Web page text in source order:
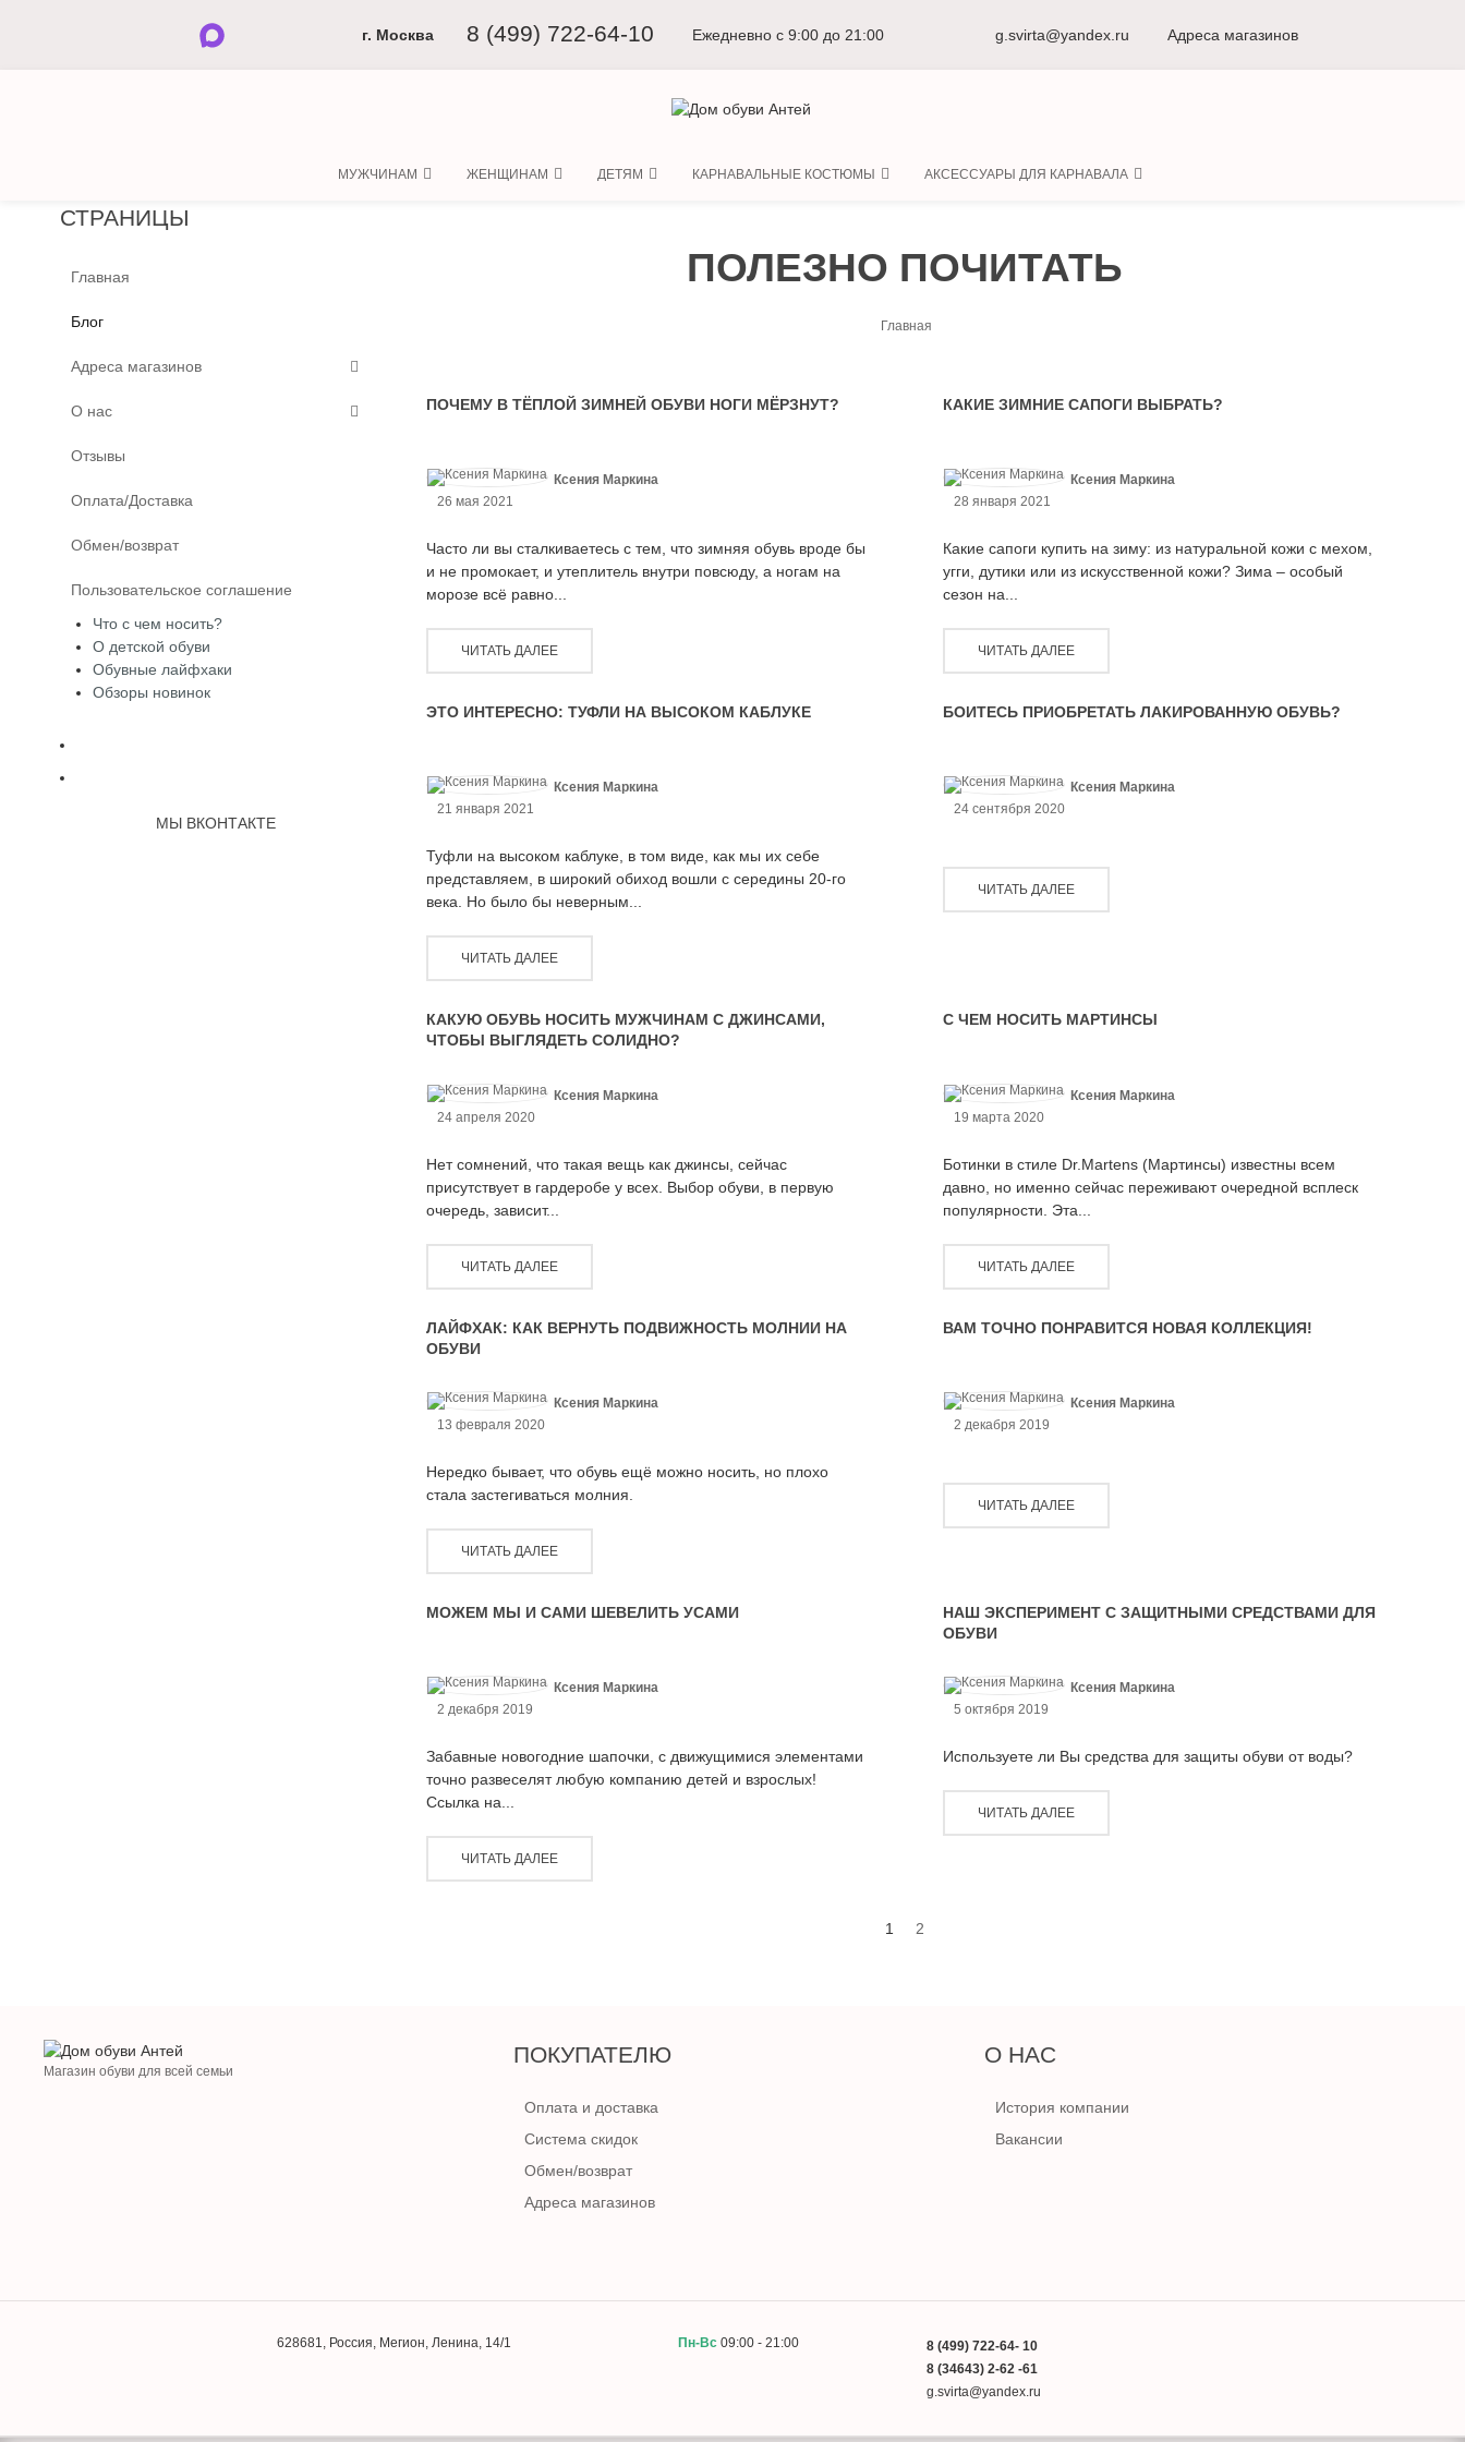
г. Москва 8 (499) 722-64-10 Ежедневно с 9:00 до 21:00 г. Видное 8 (498) 917-53-51
g.svirta@yandex.ru Адреса магазинов
МУЖЧИНАМ ЖЕНЩИНАМ ДЕТЯМ КАРНАВАЛЬНЫЕ КОСТЮМЫ АКСЕССУАРЫ ДЛЯ КАРНАВАЛА
СТРАНИЦЫ
Главная
Блог
Адреса магазинов
О нас
Отзывы
Оплата/Доставка
Обмен/возврат
Пользовательское соглашение
Что с чем носить?
О детской обуви
Обувные лайфхаки
Обзоры новинок
МЫ ВКОНТАКТЕ
ПОЛЕЗНО ПОЧИТАТЬ
Главная
ПОЧЕМУ В ТЁПЛОЙ ЗИМНЕЙ ОБУВИ НОГИ МЁРЗНУТ?
Ксения Маркина
26 мая 2021
Часто ли вы сталкиваетесь с тем, что зимняя обувь вроде бы
и не промокает, и утеплитель внутри повсюду, а ногам на
морозе всё равно...
ЧИТАТЬ ДАЛЕЕ
КАКИЕ ЗИМНИЕ САПОГИ ВЫБРАТЬ?
Ксения Маркина
28 января 2021
Какие сапоги купить на зиму: из натуральной кожи с мехом,
угги, дутики или из искусственной кожи? Зима – особый
сезон на...
ЧИТАТЬ ДАЛЕЕ
ЭТО ИНТЕРЕСНО: ТУФЛИ НА ВЫСОКОМ КАБЛУКЕ
Ксения Маркина
21 января 2021
Туфли на высоком каблуке, в том виде, как мы их себе
представляем, в широкий обиход вошли с середины 20-го
века. Но было бы неверным...
ЧИТАТЬ ДАЛЕЕ
БОИТЕСЬ ПРИОБРЕТАТЬ ЛАКИРОВАННУЮ ОБУВЬ?
Ксения Маркина
24 сентября 2020
ЧИТАТЬ ДАЛЕЕ
КАКУЮ ОБУВЬ НОСИТЬ МУЖЧИНАМ С ДЖИНСАМИ,
ЧТОБЫ ВЫГЛЯДЕТЬ СОЛИДНО?
Ксения Маркина
24 апреля 2020
Нет сомнений, что такая вещь как джинсы, сейчас
присутствует в гардеробе у всех. Выбор обуви, в первую
очередь, зависит...
ЧИТАТЬ ДАЛЕЕ
С ЧЕМ НОСИТЬ МАРТИНСЫ
Ксения Маркина
19 марта 2020
Ботинки в стиле Dr.Martens (Мартинсы) известны всем
давно, но именно сейчас переживают очередной всплеск
популярности. Эта...
ЧИТАТЬ ДАЛЕЕ
ЛАЙФХАК: КАК ВЕРНУТЬ ПОДВИЖНОСТЬ МОЛНИИ НА
ОБУВИ
Ксения Маркина
13 февраля 2020
Нередко бывает, что обувь ещё можно носить, но плохо
стала застегиваться молния.
ЧИТАТЬ ДАЛЕЕ
ВАМ ТОЧНО ПОНРАВИТСЯ НОВАЯ КОЛЛЕКЦИЯ!
Ксения Маркина
2 декабря 2019
ЧИТАТЬ ДАЛЕЕ
МОЖЕМ МЫ И САМИ ШЕВЕЛИТЬ УСАМИ
Ксения Маркина
2 декабря 2019
Забавные новогодние шапочки, с движущимися элементами
точно развеселят любую компанию детей и взрослых!
Ссылка на...
ЧИТАТЬ ДАЛЕЕ
НАШ ЭКСПЕРИМЕНТ С ЗАЩИТНЫМИ СРЕДСТВАМИ ДЛЯ
ОБУВИ
Ксения Маркина
5 октября 2019
Используете ли Вы средства для защиты обуви от воды?
ЧИТАТЬ ДАЛЕЕ
1 2
Магазин обуви для всей семьи
ПОКУПАТЕЛЮ
Оплата и доставка
Система скидок
Обмен/возврат
Адреса магазинов
О НАС
История компании
Вакансии
628681, Россия, Мегион, Ленина, 14/1 Пн-Вс 09:00 - 21:00
8 (499) 722-64- 10
8 (34643) 2-62 -61
g.svirta@yandex.ru